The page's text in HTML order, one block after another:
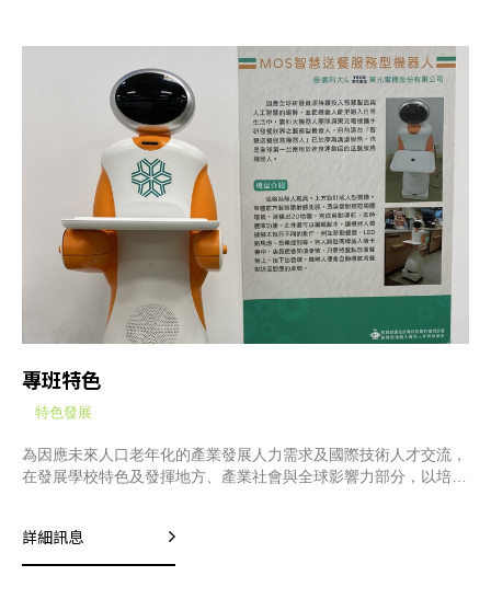
專班特色
特色發展
為因應未來人口老年化的產業發展人力需求及國際技術人才交流，
在發展學校特色及發揮地方、產業社會與全球影響力部分，以培育
「機器人技優專班」。
詳細訊息